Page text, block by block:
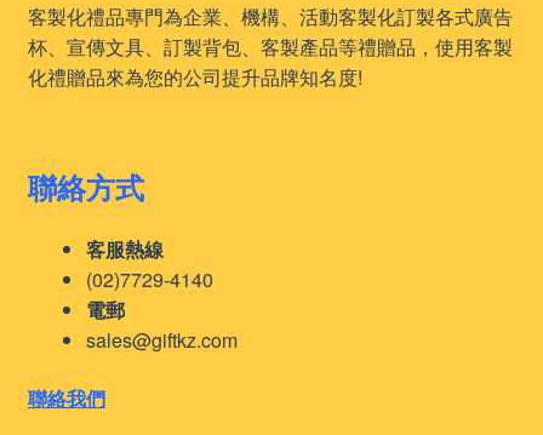
客製化禮品專門為企業、機構、活動客製化訂製各式廣告
杯、宣傳文具、訂製背包、客製產品等禮贈品，使用客製
化禮贈品來為您的公司提升品牌知名度!
聯絡方式
客服熱線
(02)7729-4140
電郵
sales@giftkz.com
聯絡我們